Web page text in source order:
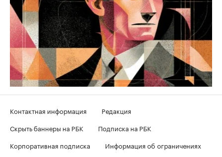
Контактная информация
Редакция
Скрыть баннеры на РБК
Подписка на РБК
Корпоративная подписка
Информация об ограничениях